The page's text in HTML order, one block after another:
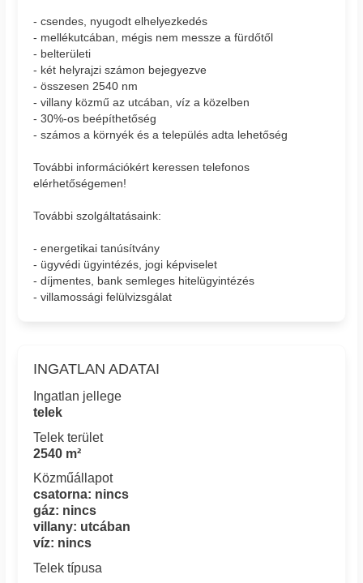
- csendes, nyugodt elhelyezkedés
- mellékutcában, mégis nem messze a fürdőtől
- belterületi
- két helyrajzi számon bejegyezve
- összesen 2540 nm
- villany közmű az utcában, víz a közelben
- 30%-os beépíthetőség
- számos a környék és a település adta lehetőség
További információkért keressen telefonos
elérhetőségemen!
További szolgáltatásaink:
- energetikai tanúsítvány
- ügyvédi ügyintézés, jogi képviselet
- díjmentes, bank semleges hitelügyintézés
- villamossági felülvizsgálat
INGATLAN ADATAI
Ingatlan jellege
telek
Telek terület
2540 m²
Közműállapot
csatorna: nincs
gáz: nincs
villany: utcában
víz: nincs
Telek típusa